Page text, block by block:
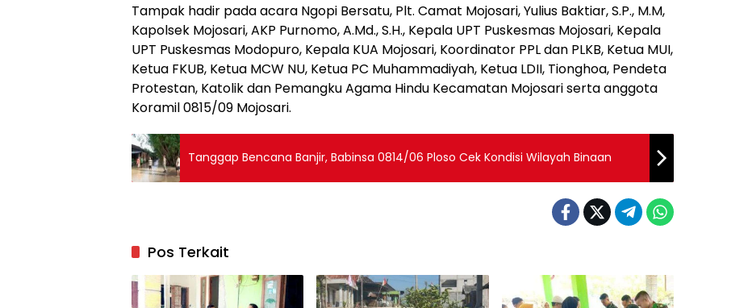
Tampak hadir pada acara Ngopi Bersatu, Plt. Camat Mojosari, Yulius Baktiar, S.P., M.M,
Kapolsek Mojosari, AKP Purnomo, A.Md., S.H., Kepala UPT Puskesmas Mojosari, Kepala
UPT Puskesmas Modopuro, Kepala KUA Mojosari, Koordinator PPL dan PLKB, Ketua MUI,
Ketua FKUB, Ketua MCW NU, Ketua PC Muhammadiyah, Ketua LDII, Tionghoa, Pendeta
Protestan, Katolik dan Pemangku Agama Hindu Kecamatan Mojosari serta anggota
Koramil 0815/09 Mojosari.
Tanggap Bencana Banjir, Babinsa 0814/06 Ploso Cek Kondisi Wilayah Binaan
Pos Terkait